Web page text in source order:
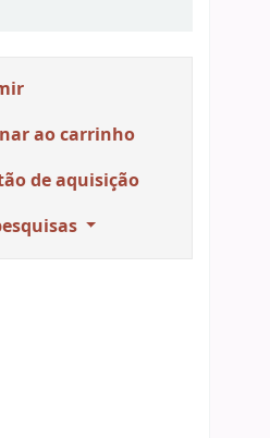
ao carrinho
de aquisição